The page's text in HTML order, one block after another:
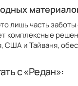
лишь часть
комплексные
США и Тайваня,
с «Редан»: